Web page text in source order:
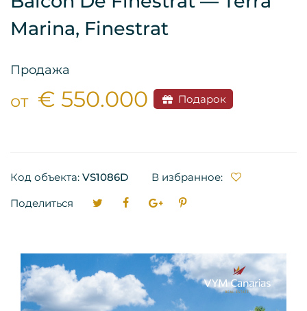
Marina, Finestrat
Продажа
от € 550.000 Подарок
Код объекта: VS1086D
В избранное:
Поделиться